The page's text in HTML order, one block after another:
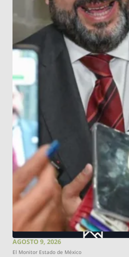
AGOSTO 9, 2026
El Monitor Estado de México